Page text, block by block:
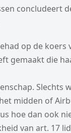
concludeert
op de koers
gemaakt die
Slechts
midden of
hoe dan ook
van art. 17